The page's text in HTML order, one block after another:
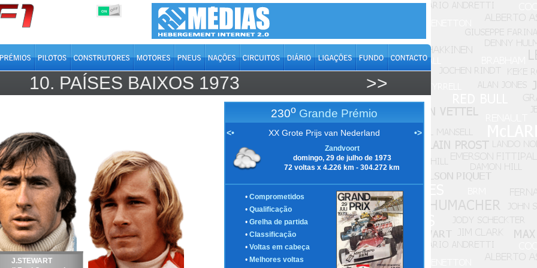
ON OFF
10. PAÍSES BAIXOS 1973 >>
J.STEWART
230o Grande Prémio
<• XX Grote Prijs van Nederland •>
Zandvoort
domingo, 29 de julho de 1973
72 voltas x 4.226 km - 304.272 km
• Comprometidos
• Qualificação
• Grelha de partida
• Classificação
• Voltas em cabeça
• Melhores voltas